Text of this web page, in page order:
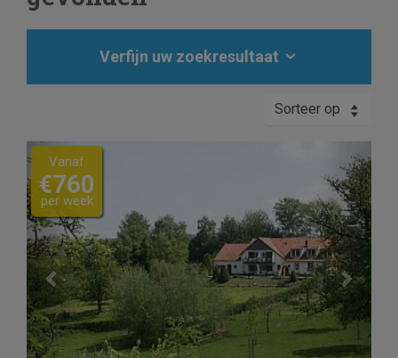
Verfijn uw zoekresultaat
Sorteer op
Previous Next
Vanaf
€760
per week